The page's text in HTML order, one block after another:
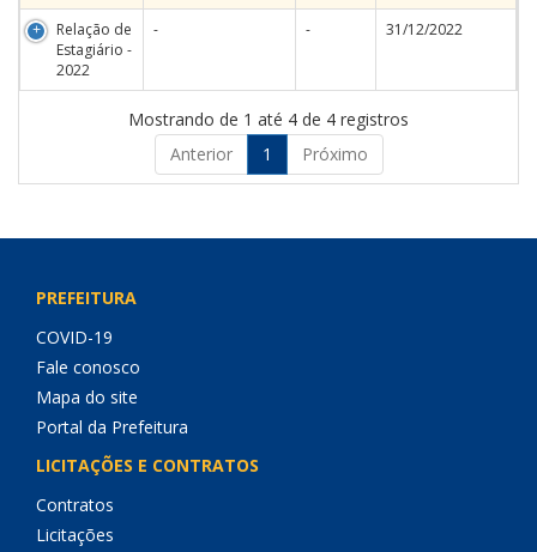
Relação de
Estagiário -
2022
- - 31/12/2022
Mostrando de 1 até 4 de 4 registros
Anterior
1 Próximo
PREFEITURA
COVID-19
Fale conosco
Mapa do site
Portal da Prefeitura
LICITAÇÕES E CONTRATOS
Contratos
Licitações